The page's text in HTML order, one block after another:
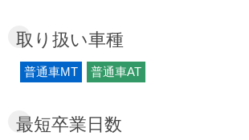
習所から出ているので、教習の
利用してみてはいかがでしょう
教習中の食事は教習生に大人気
負担が少なく、仲間とゆっくり
取り扱い車種
普通車MT 普通車AT
最短卒業日数